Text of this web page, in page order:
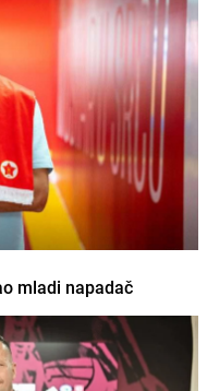
mladi napadač